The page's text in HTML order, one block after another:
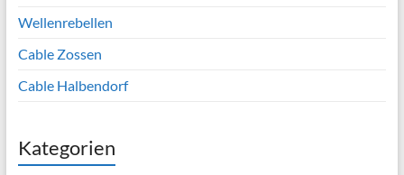
Wellenrebellen
Cable Zossen
Cable Halbendorf
Kategorien